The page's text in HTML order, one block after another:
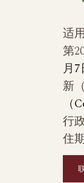
适
第
月7
新
（
行
住